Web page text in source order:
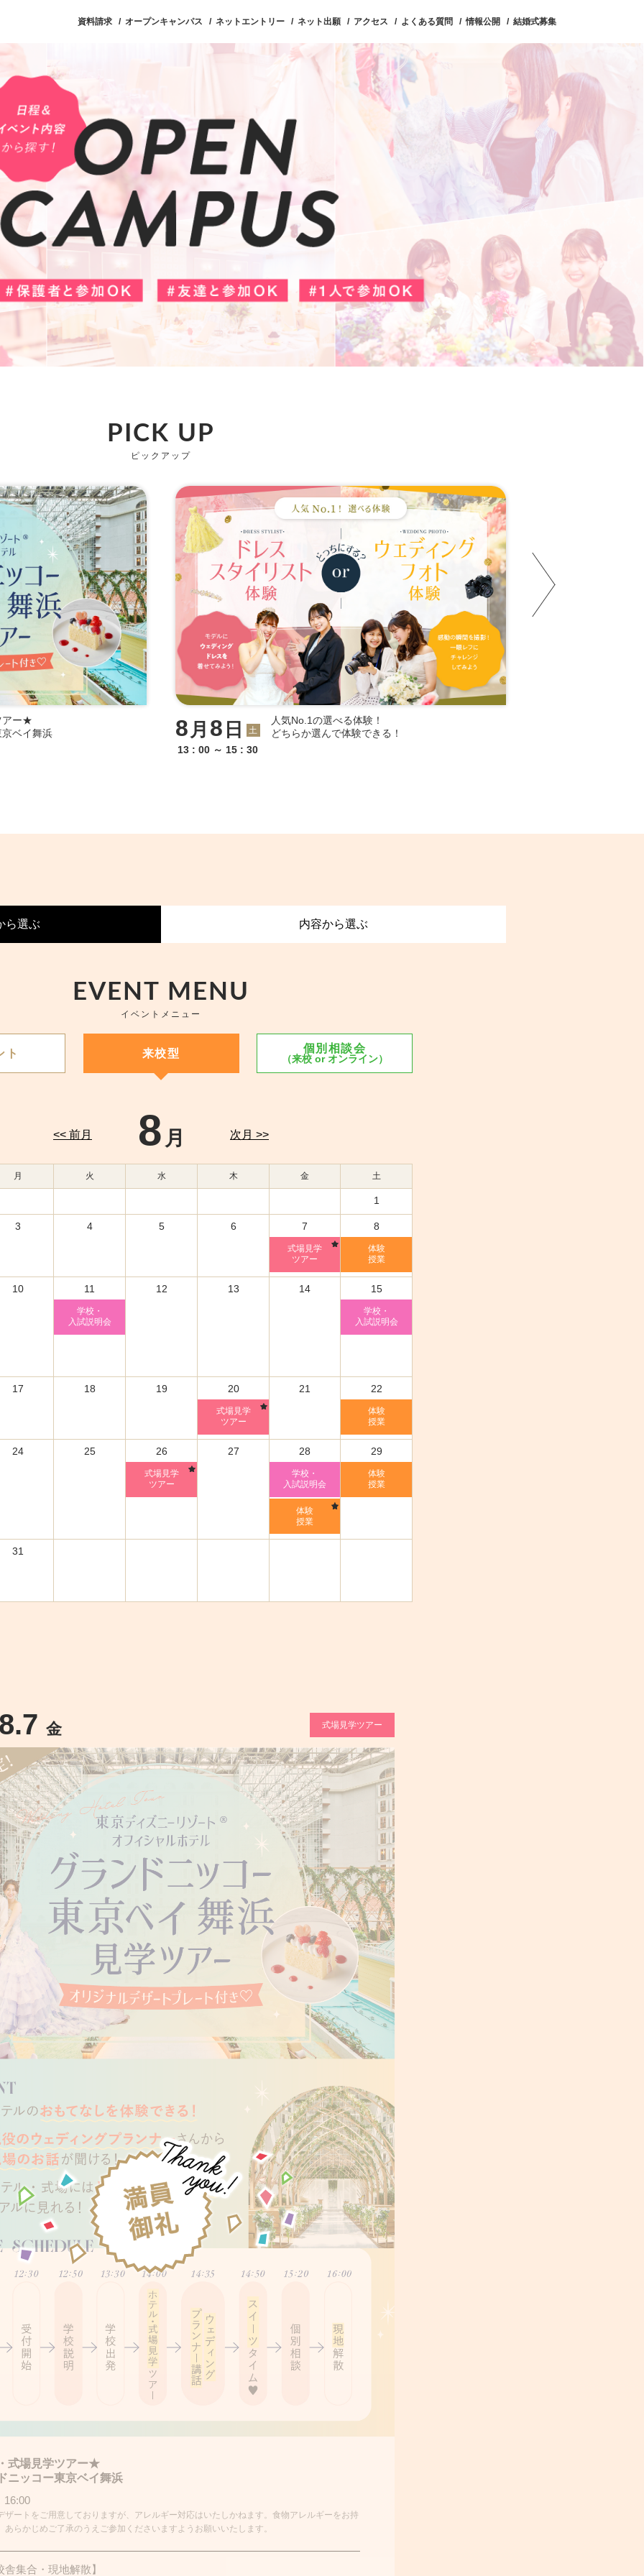
資料請求 オープンキャンパス ネットエントリー ネット出願 アクセス よくある質問 情報公開 結婚式募集
プンキャンパス キャンパスライフ 対象者別
PICK UP
ピックアップ
アー★
ベイ舞浜
8 月 8 日 土
13 : 00 ～ 15 : 30
人気No.1の選べる体験！
どちらか選んで体験できる！
ら選ぶ 内容から選ぶ
EVENT MENU
イベントメニュー
ト 来校型 個別相談会
（来校 or オンライン）
8 月
<< 前月 次月 >>
月 火 水 木 金 土
1
3 4 5 6 7
式場見学
ツアー
8
体験
授業
10 11
学校・
入試説明会
12 13 14 15
学校・
入試説明会
17 18 19 20
式場見学
ツアー
21 22
体験
授業
24 25 26
式場見学
ツアー
27 28
学校・
入試説明会
体験
授業
29
体験
授業
31
金 式場見学ツアー
式場見学ツアー★
ニッコー東京ベイ舞浜
16:00
ザートをご用意しておりますが、アレルギー対応はいたしかねます。食物アレルギーをお持
あらかじめご了承のうえご参加くださいますようお願いいたします。
舎集合・現地解散】